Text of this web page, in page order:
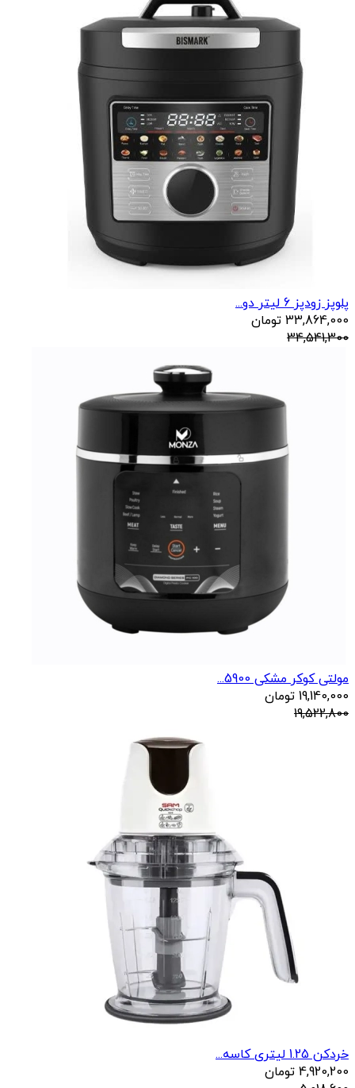
پلوپز زودپز 6 لیتر دو...
33,864,000 تومان
34,541,300
مولتی کوکر مشکی 5900...
19,140,000 تومان
19,522,800
خردکن 1.25 لیتری کاسه...
4,920,200 تومان